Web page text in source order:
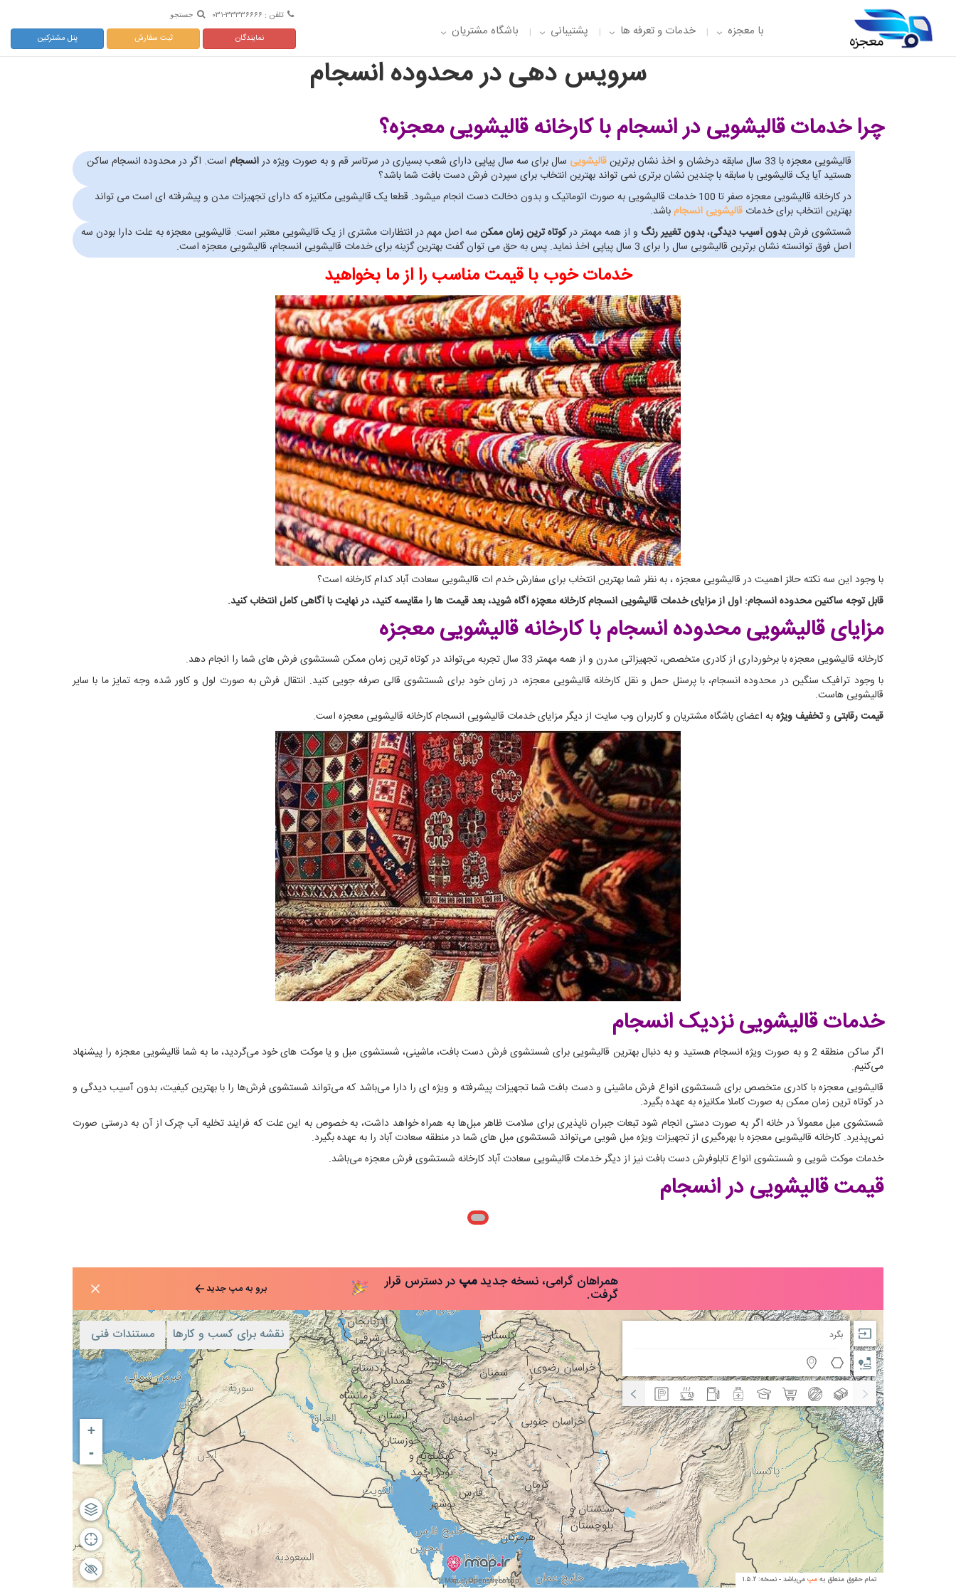
با معجزه خدمات و تعرفه ها پشتیبانی باشگاه مشتریان
تلفن : ۳۳۳۳۶۶۶۶-۰۳۱ جستجو
نمایندگان ثبت سفارش پنل مشترکین
سرویس دهی در محدوده انسجام
چرا خدمات قالیشویی در انسجامبا کارخانه قالیشویی معجزه؟
قالیشویی معجزه با 33 سال سابقه درخشان و اخذ نشان برترین قالیشویی سال برای سه سال پیاپی دارای شعب بسیاری در سرتاسر قم و به صورت ویژه درانسجام است. اگر در محدوده انسجام ساکن
هستید آیا یک قالیشویی با سابقه با چندین نشان برتری نمی تواند بهترین انتخاب برای سپردن فرش دست بافت شما باشد؟
در کارخانه قالیشویی معجزه صفر تا 100 خدمات قالیشویی به صورت اتوماتیک و بدون دخالت دست انجام میشود. قطعا یک قالیشویی مکانیزه که دارای تجهیزات مدن و پیشرفته ای است می تواند
بهترین انتخاب برای خدمات قالیشویی انسجامباشد.
شستشوی فرشبدون آسیب دیدگی،بدون تغییر رنگ و از همه مهمتر درکوتاه ترین زمان ممکن سه اصل مهم در انتظارات مشتری از یک قالیشویی معتبر است. قالیشویی معجزه به علت دارا بودن سه
اصل فوق توانسته نشان برترین قالیشویی سال را برای 3 سال پیاپی اخذ نماید. پس به حق می توان گفت بهترین گزینه برای خدمات قالیشویی انسجام، قالیشویی معجزه است.
خدمات خوب با قیمت مناسب را از ما بخواهید
با وجود این سه نکته حائز اهمیت در قالیشویی معجزه ، به نظر شما بهترین انتخاب برای سفارش خدم ات قالیشویی سعادت آباد کدام کارخانه است؟
قابل توجه ساکنین محدوده انسجام: اول از مزایای خدمات قالیشویی انسجام کارخانه معچزه آگاه شوید، بعد قیمت ها را مقایسه کنید، در نهایت با آگاهی کامل انتخاب کنید.
مزایای قالیشویی محدوده انسجامبا کارخانه قالیشویی معجزه
کارخانه قالیشویی معجزه با برخورداری از کادری متخصص، تجهیزاتی مدرن و از همه مهمتر 33 سال تجربه می‌تواند در کوتاه ترین زمان ممکن شستشوی فرش های شما را انجام دهد.
با وجود ترافیک سنگین در محدوده انسجام، با پرسنل حمل و نقل کارخانه قالیشویی معجزه، در زمان خود برای شستشوی قالی صرفه جویی کنید. انتقال فرش به صورت لول و کاور شده وجه تمایز ما با سایر
قالیشویی هاست.
قیمت رقابتی وتخفیف ویژهبه اعضای باشگاه مشتریان و کاربران وب سایت از دیگر مزایای خدمات قالیشویی انسجام کارخانه قالیشویی معجزه است.
خدمات قالیشویی نزدیک انسجام
اگر ساکن منطقه 2 و به صورت ویژه انسجام هستید و به دنبال بهترین قالیشویی برای شستشوی فرش دست بافت، ماشینی، شستشوی مبل و یا موکت های خود می‌گردید، ما به شما قالیشویی معجزه را پیشنهاد
می‌کنیم.
قالیشویی معجزه با کادری متخصص برای شستشوی انواع فرش ماشینی و دست بافت شما تجهیزات پیشرفته و ویژه ای را دارا می‌باشد که می‌تواند شستشوی فرش‌ها را با بهترین کیفیت، بدون آسیب دیدگی و
در کوتاه ترین زمان ممکن به صورت کاملا مکانیزه به عهده بگیرد.
شستشوی مبل معمولاً در خانه اگر به صورت دستی انجام شود تبعات جبران ناپذیری برای سلامت ظاهر مبل‌ها به همراه خواهد داشت، به خصوص به این علت که فرایند تخلیه آب چرک از آن به درستی صورت
نمی‌پذیرد. کارخانه قالیشویی معجزه با بهره‌گیری از تجهیزات ویژه مبل شویی می‌تواند شستشوی مبل های شما در منطقه سعادت آباد را به عهده بگیرد.
خدمات موکت شویی و شستشوی انواع تابلوفرش دست بافت نیز از دیگر خدمات قالیشویی سعادت آباد کارخانه شستشوی فرش معجزه می‌باشد.
قیمت قالیشویی در انسجام